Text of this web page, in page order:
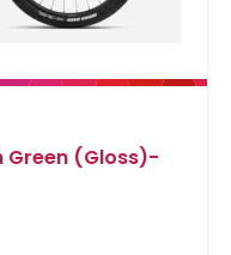
Green (Gloss)-